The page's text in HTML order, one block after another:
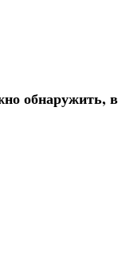
обнаружить,